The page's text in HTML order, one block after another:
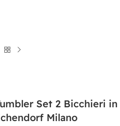
Set 2 Bicchieri in
Milano